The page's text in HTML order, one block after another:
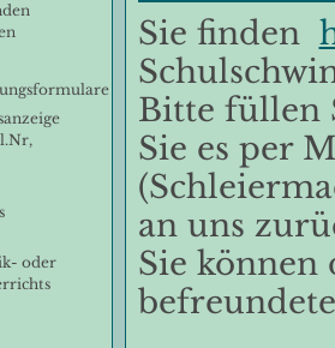
oder
Sie finden
Bitte füllen
Sie es per
an uns
Sie können